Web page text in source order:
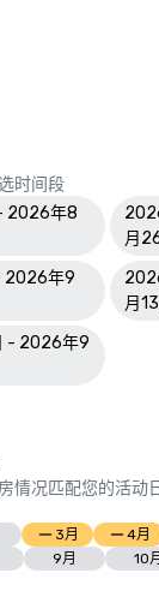
时间段
2026年8
月
2026年9
月
- 2026年9
情况匹配您的活动
3月 4月
9月 10月